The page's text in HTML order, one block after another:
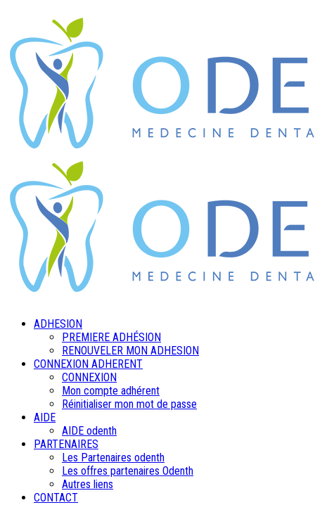
ADHESION
PREMIERE ADHÉSION
RENOUVELER MON ADHESION
CONNEXION ADHERENT
CONNEXION
Mon compte adhérent
Réinitialiser mon mot de passe
AIDE
AIDE odenth
PARTENAIRES
Les Partenaires odenth
Les offres partenaires Odenth
Autres liens
CONTACT